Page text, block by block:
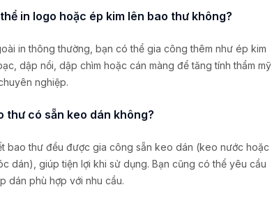
in logo hoặc ép kim lên bao thư không?
in thông thường, bạn có thể gia công thêm như ép kim
dập nổi, dập chìm hoặc cán màng để tăng tính thẩm mỹ
nghiệp.
thư có sẵn keo dán không?
bao thư đều được gia công sẵn keo dán (keo nước hoặc
dán), giúp tiện lợi khi sử dụng. Bạn cũng có thể yêu cầu
dán phù hợp với nhu cầu.